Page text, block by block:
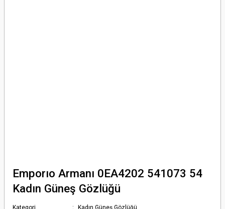
Emporıo Armanı 0EA4202 541073 54
Kadın Güneş Gözlüğü
Kategori
Kadın Güneş Gözlüğü